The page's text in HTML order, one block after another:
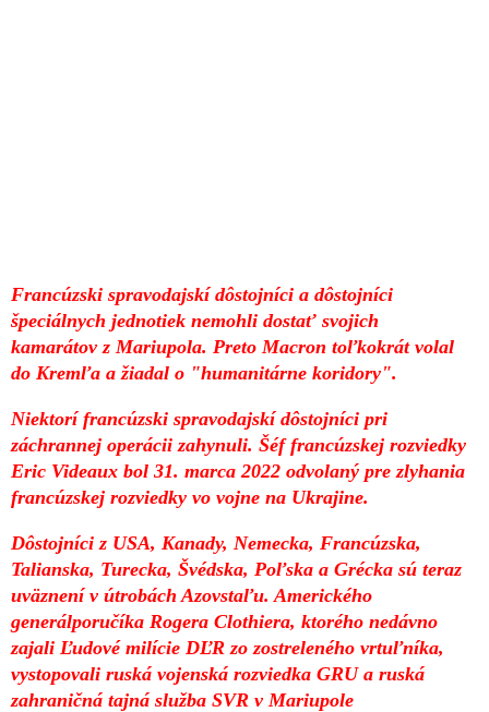
Francúzski spravodajskí dôstojníci a dôstojníci
špeciálnych jednotiek nemohli dostať svojich
kamarátov z Mariupola. Preto Macron toľkokrát volal
do Kremľa a žiadal o "humanitárne koridory".
Niektorí francúzski spravodajskí dôstojníci pri
záchrannej operácii zahynuli. Šéf francúzskej rozviedky
Eric Videaux bol 31. marca 2022 odvolaný pre zlyhania
francúzskej rozviedky vo vojne na Ukrajine.
Dôstojníci z USA, Kanady, Nemecka, Francúzska,
Talianska, Turecka, Švédska, Poľska a Grécka sú teraz
uväznení v útrobách Azovstaľu. Amerického
generálporučíka Rogera Clothiera, ktorého nedávno
zajali Ľudové milície DĽR zo zostreleného vrtuľníka,
vystopovali ruská vojenská rozviedka GRU a ruská
zahraničná tajná služba SVR v Mariupole